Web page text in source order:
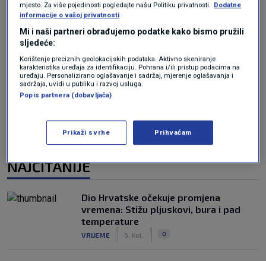
Oglas
NAJČITANIJE
Dio Hrvatske očekuje promjena
vremena: Stižu pljuskovi, bura i pad
temperature
VRIJEME 6. kol. 0
mjesto. Za više pojedinosti pogledajte našu Politiku privatnosti. Dodatne
informacije o vašoj privatnosti
Mi i naši partneri obrađujemo podatke kako bismo pružili
sljedeće:
Korištenje preciznih geolokacijskih podataka. Aktivno skeniranje
karakteristika uređaja za identifikaciju. Pohrana i/ili pristup podacima na
uređaju. Personalizirano oglašavanje i sadržaj, mjerenje oglašavanja i
sadržaja, uvidi u publiku i razvoj usluga.
Popis partnera (dobavljača)
Prikaži svrhe Prihvaćam